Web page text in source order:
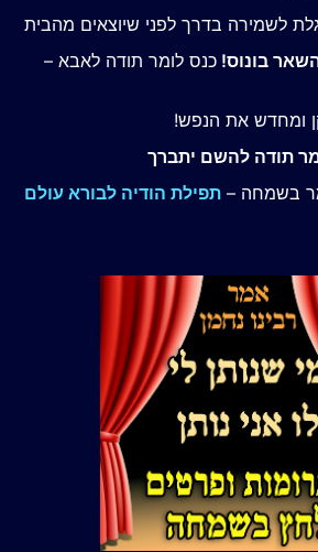
לשמירה בדרך לפני שיוצאים מהבית
בונוס! כנס לומר תודה לאבא –
ומחדש את הנפש!
תודה להשם יתברך
בשמחה – תפילת הודיה לבורא עולם